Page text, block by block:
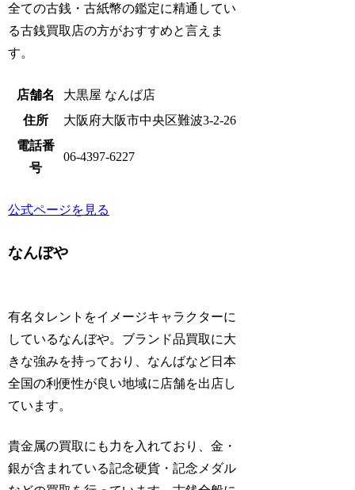
全ての古銭・古紙幣の鑑定に精通してい
る古銭買取店の方がおすすめと言えま
す。
店舗名
大黒屋 なんば店
住所
大阪府大阪市中央区難波3-2-26
電話番
号
06-4397-6227
公式ページを見る
なんぼや
有名タレントをイメージキャラクターに
しているなんぼや。ブランド品買取に大
きな強みを持っており、なんばなど日本
全国の利便性が良い地域に店舗を出店し
ています。
貴金属の買取にも力を入れており、金・
銀が含まれている記念硬貨・記念メダル